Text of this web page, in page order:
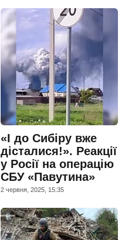
«І до Сибіру вже
дісталися!». Реакції
у Росії на операцію
СБУ «Павутина»
2 червня, 2025, 15:35